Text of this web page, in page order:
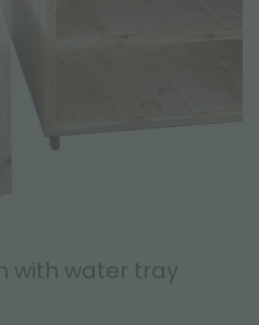
with water tray